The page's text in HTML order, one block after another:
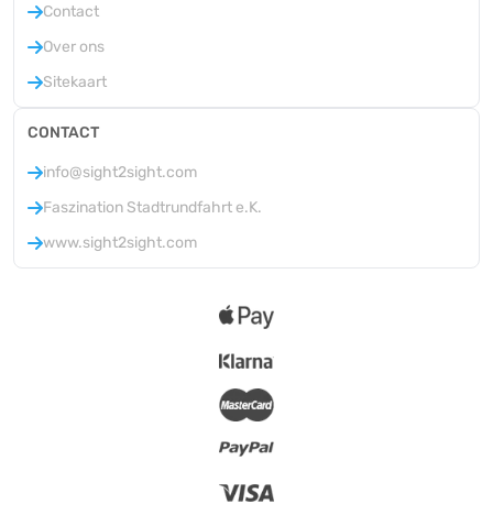
Contact
Over ons
Sitekaart
CONTACT
info@sight2sight.com
Faszination Stadtrundfahrt e.K.
www.sight2sight.com